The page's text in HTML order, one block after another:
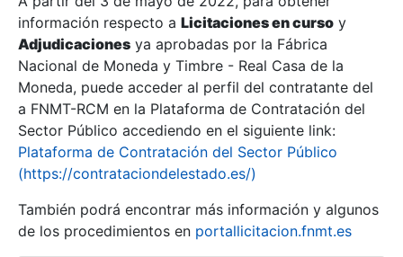
Mostrar/Ocultar
información respecto a Licitaciones en curso y
Adjudicaciones ya aprobadas por la Fábrica
Nacional de Moneda y Timbre - Real Casa de la
Moneda, puede acceder al perfil del contratante del
a FNMT-RCM en la Plataforma de Contratación del
Sector Público accediendo en el siguiente link:
Plataforma de Contratación del Sector Público
(https://contrataciondelestado.es/)
También podrá encontrar más información y algunos
de los procedimientos en portallicitacion.fnmt.es